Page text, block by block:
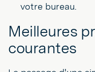
votre bureau.
Meilleures
courantes